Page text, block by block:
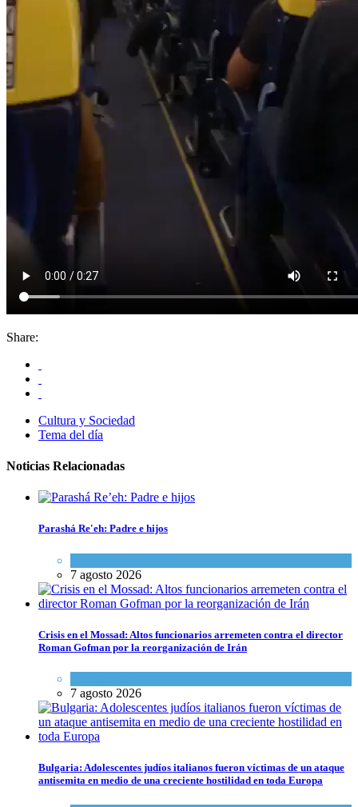
Share:
Cultura y Sociedad
Tema del día
Noticias Relacionadas
Parashá Re'eh: Padre e hijos
7 agosto 2026
Crisis en el Mossad: Altos funcionarios arremeten contra el director
Roman Gofman por la reorganización de Irán
7 agosto 2026
Bulgaria: Adolescentes judíos italianos fueron víctimas de un ataque
antisemita en medio de una creciente hostilidad en toda Europa